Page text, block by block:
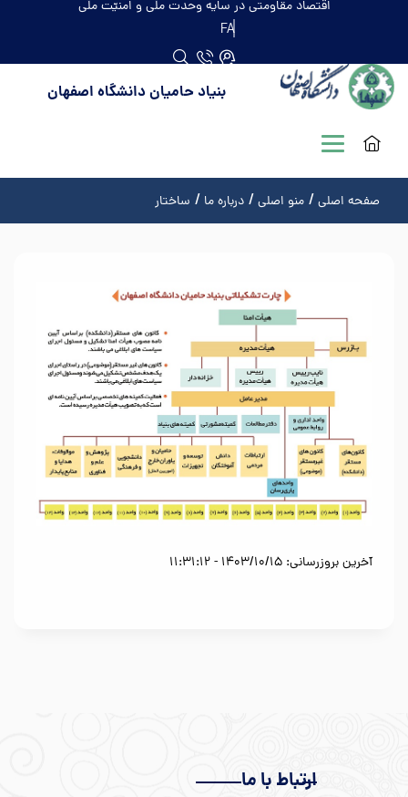
اقتصاد مقاومتی در سایه وحدت ملّی و امنیّت ملّی
FA
بنیاد حامیان دانشگاه اصفهان
صفحه اصلی منو اصلی درباره ما ساختار
آخرین بروزرسانی: 1403/10/15 - 11:31:12
ارتباط با ما